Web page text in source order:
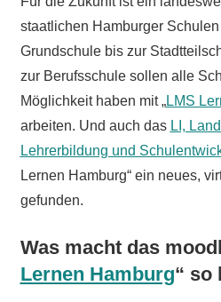
staatlichen Hamburger
Grundschule bis zur
zur Berufsschule sollen alle
Möglichkeit haben mit „LMS
arbeiten. Und auch das LI,
Lehrerbildung und
Lernen Hamburg“ ein neues,
gefunden.
Was macht das
Lernen Hamburg“ so